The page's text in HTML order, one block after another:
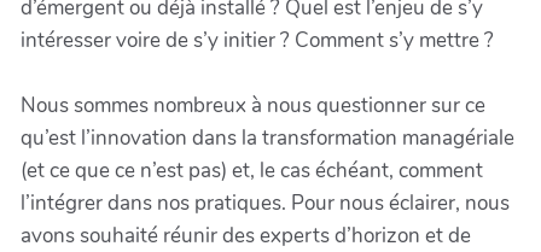
d’émergent ou déjà installé ? Quel est l’enjeu de s’y
intéresser voire de s’y initier ? Comment s’y mettre ?
Nous sommes nombreux à nous questionner sur ce
qu’est l’innovation dans la transformation managériale
(et ce que ce n’est pas) et, le cas échéant, comment
l’intégrer dans nos pratiques. Pour nous éclairer, nous
avons souhaité réunir des experts d’horizon et de